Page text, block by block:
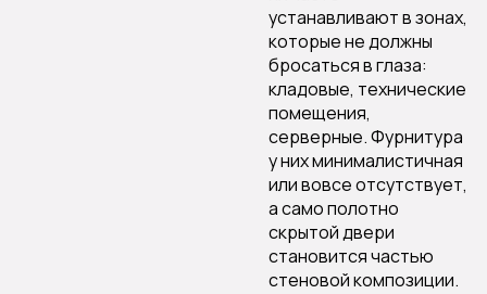
устанавливают в зонах,
которые не должны
бросаться в глаза:
кладовые, технические
помещения,
серверные. Фурнитура
у них минималистичная
или вовсе отсутствует,
а само полотно
скрытой двери
становится частью
стеновой композиции.